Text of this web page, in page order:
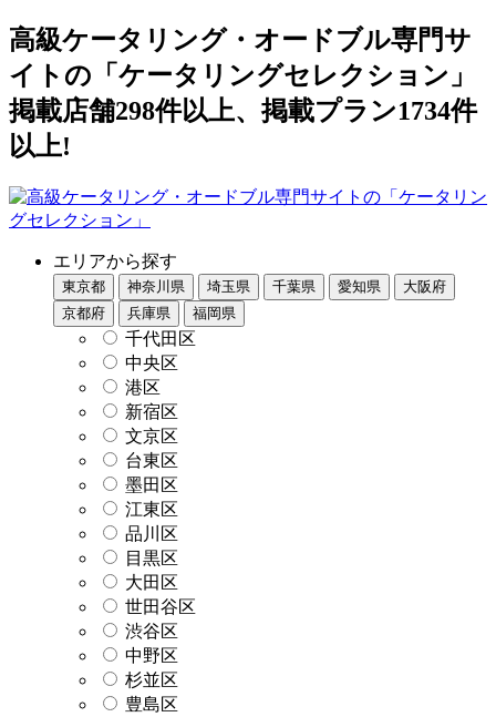
高級ケータリング・オードブル専門サ
イトの「ケータリングセレクション」
掲載店舗298件以上、掲載プラン1734件
以上!
エリアから探す
東京都 神奈川県 埼玉県 千葉県 愛知県
大阪府
京都府
兵庫県 福岡県
千代田区
中央区
港区
新宿区
文京区
台東区
墨田区
江東区
品川区
目黒区
大田区
世田谷区
渋谷区
中野区
杉並区
豊島区